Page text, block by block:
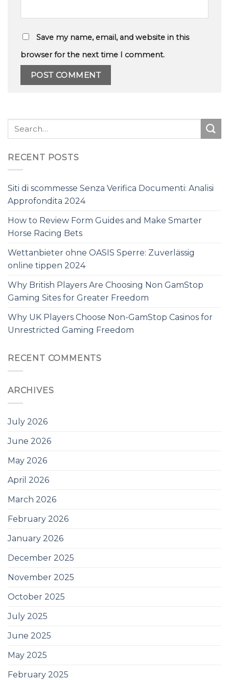
Save my name, email, and website in this
browser for the next time I comment.
RECENT POSTS
Siti di scommesse Senza Verifica Documenti: Analisi
Approfondita 2024
How to Review Form Guides and Make Smarter
Horse Racing Bets
Wettanbieter ohne OASIS Sperre: Zuverlässig
online tippen 2024
Why British Players Are Choosing Non GamStop
Gaming Sites for Greater Freedom
Why UK Players Choose Non-GamStop Casinos for
Unrestricted Gaming Freedom
RECENT COMMENTS
ARCHIVES
July 2026
June 2026
May 2026
April 2026
March 2026
February 2026
January 2026
December 2025
November 2025
October 2025
July 2025
June 2025
May 2025
February 2025